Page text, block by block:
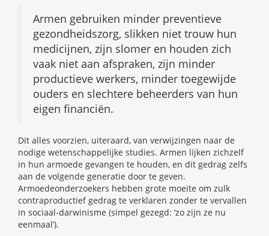
Armen gebruiken minder preventieve
gezondheidszorg, slikken niet trouw hun
medicijnen, zijn slomer en houden zich
vaak niet aan afspraken, zijn minder
productieve werkers, minder toegewijde
ouders en slechtere beheerders van hun
eigen financiën.
Dit alles voorzien, uiteraard, van verwijzingen naar de
nodige wetenschappelijke studies. Armen lijken zichzelf
in hun armoede gevangen te houden, en dit gedrag zelfs
aan de volgende generatie door te geven.
Armoedeonderzoekers hebben grote moeite om zulk
contraproductief gedrag te verklaren zonder te vervallen
in sociaal-darwinisme (simpel gezegd: ‘zo zijn ze nu
eenmaal’).